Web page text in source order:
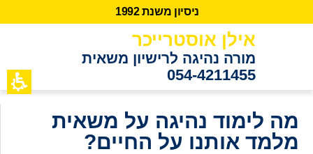
ניסיון משנת 2
9
9
1
אילן אוסטרייכר
מורה נהיגה לרישיון משאית
054-4211455
מה לימוד נהיגה על משאית
מלמד אותנו על החיים?